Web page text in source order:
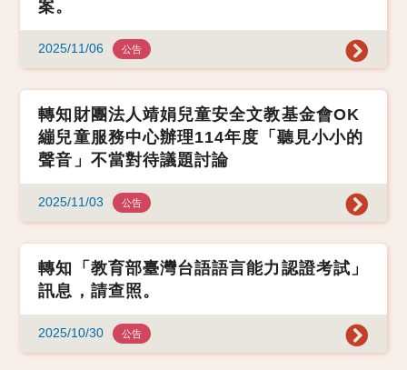
案。
2025/11/06 公告
轉知財團法人靖娟兒童安全文教基金會OK
繃兒童服務中心辦理114年度「聽見小小的
聲音」不當對待議題討論
2025/11/03 公告
轉知「教育部臺灣台語語言能力認證考試」
訊息，請查照。
2025/10/30 公告